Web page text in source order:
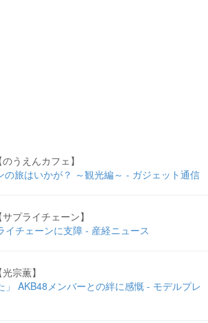
うえんカフェ】
の旅はいかが？ ～観光編～ - ガジェット通信
プライチェーン】
イチェーンに支障 - 産経ニュース
宗薫】
」 AKB48メンバーとの絆に感慨 - モデルプレ